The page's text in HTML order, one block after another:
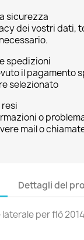
sicurezza
dei vostri dati,
spedizioni
il pagamento
selezionato
o
mail o
Dettagli del
per flò